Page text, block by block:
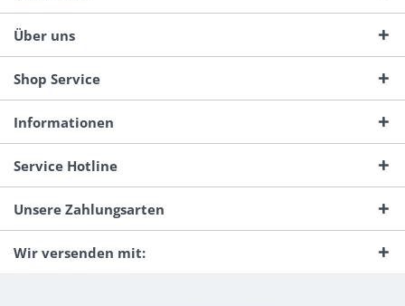
Über uns
Shop Service
Informationen
Service Hotline
Unsere Zahlungsarten
Wir versenden mit: